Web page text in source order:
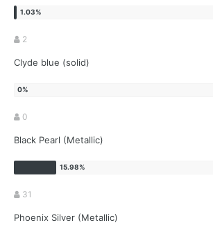
2
Clyde blue (solid)
0
Black Pearl (Metallic)
31
Phoenix Silver (Metallic)